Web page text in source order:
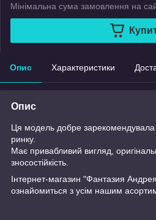
Мінімальна сума замовлення на
Опис Характеристики
Опис
Ця модель добре зарекомендувала
ринку.
Має привабливий вигляд,
зносостійкість.
Інтернет-магазин "Фантазия
ознайомиться з усім нашим